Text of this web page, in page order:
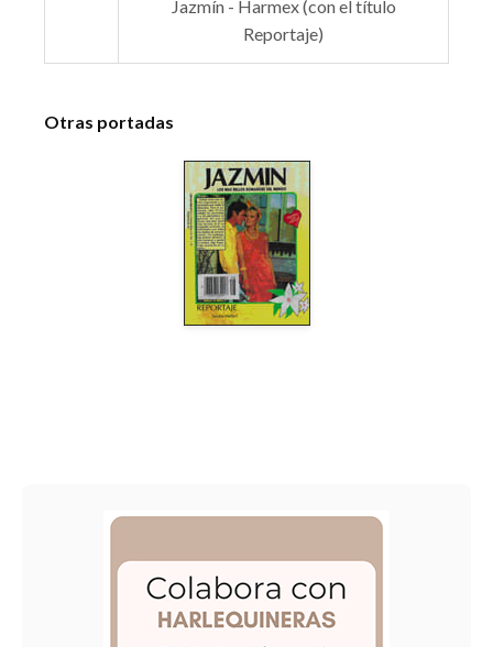
Jazmín - Harmex (con el título
Reportaje)
Otras portadas